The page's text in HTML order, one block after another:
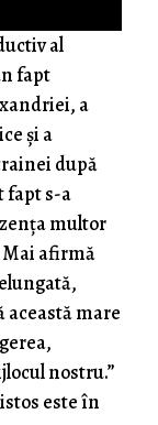
al
fapt
a
și a
după
fapt s-a
multor
Mai afirmă
această mare
nostru.”
este în